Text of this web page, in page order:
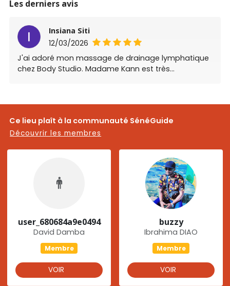
Les derniers avis
Insiana Siti
12/03/2026
J'ai adoré mon massage de drainage lymphatique
chez Body Studio. Madame Kann est très
rapport qualité-prix.
Ce lieu plaît à la communauté SénéGuide
Découvrir les membres
user_680684a9e0494
David Damba
Membre
VOIR
buzzy
Ibrahima DIAO
Membre
VOIR